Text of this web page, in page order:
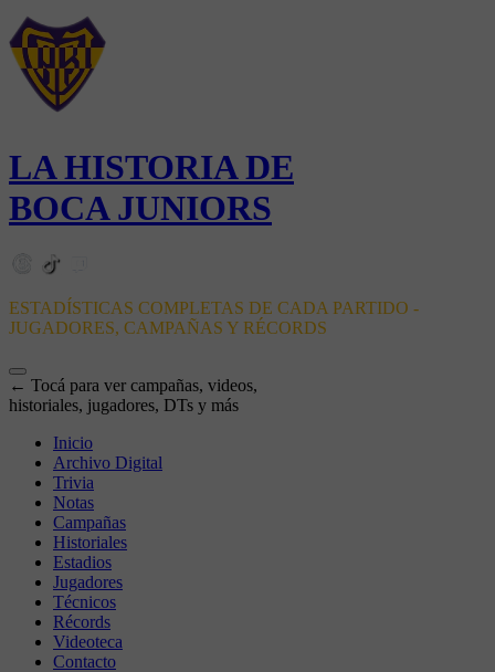
LA HISTORIA DE
BOCA JUNIORS
ESTADÍSTICAS COMPLETAS DE CADA PARTIDO -
JUGADORES, CAMPAÑAS Y RÉCORDS
← Tocá para ver campañas, videos,
historiales, jugadores, DTs y más
Inicio
Archivo Digital
Trivia
Notas
Campañas
Historiales
Estadios
Jugadores
Técnicos
Récords
Videoteca
Contacto